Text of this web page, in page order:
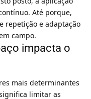
Até porque,
repetição e adaptação
campo.
impacta o
mais determinantes
limitar as